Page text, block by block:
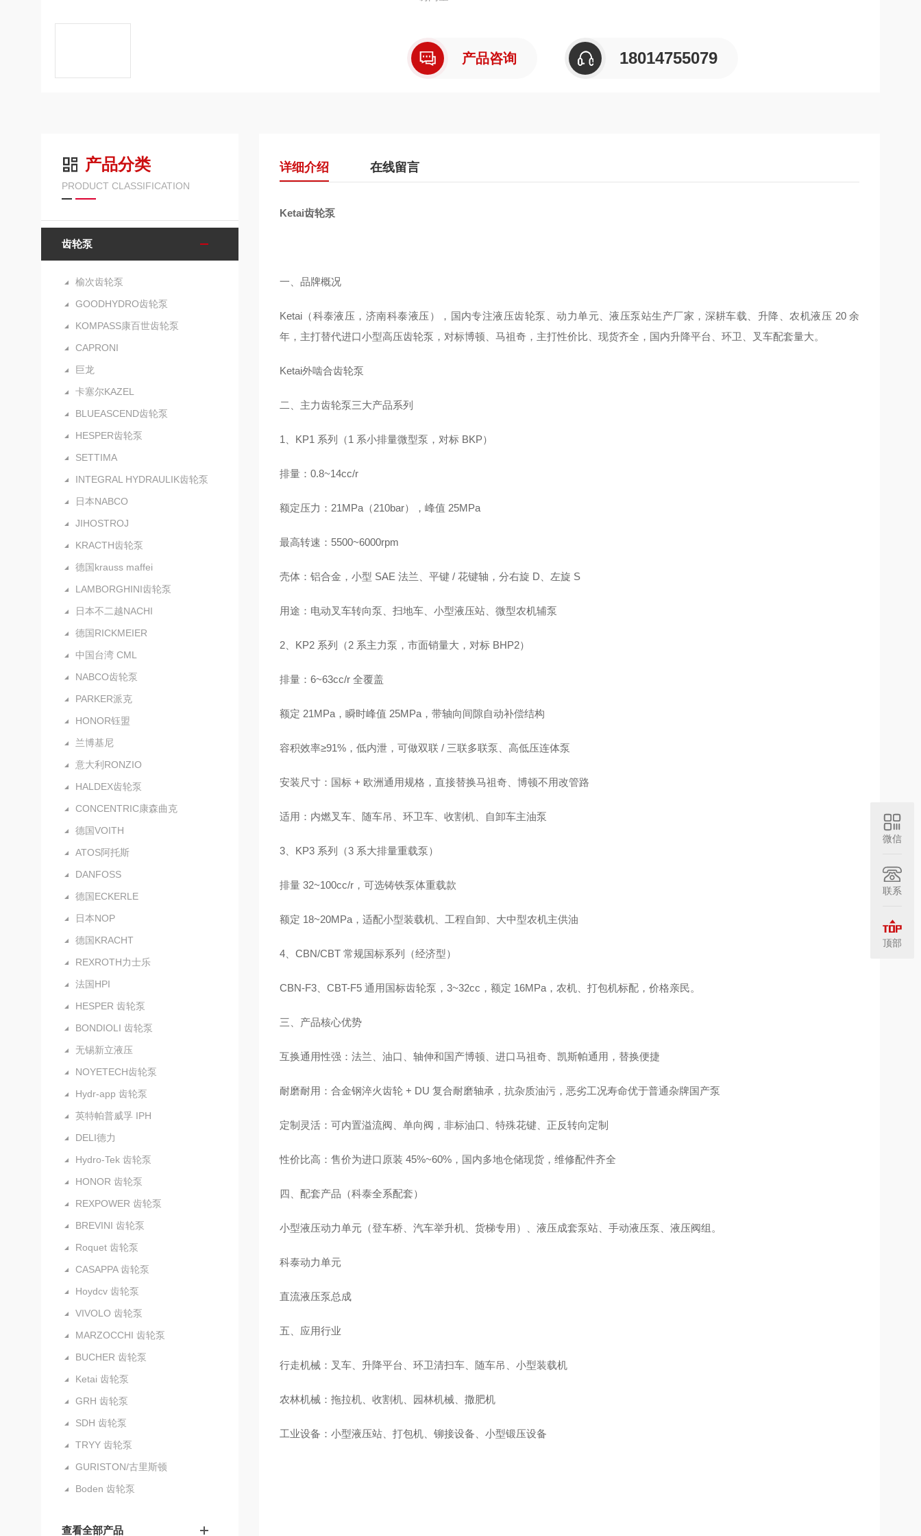
产品咨询 18014755079
产品分类
PRODUCT CLASSIFICATION
齿轮泵
榆次齿轮泵
GOODHYDRO齿轮泵
KOMPASS康百世齿轮泵
CAPRONI
巨龙
卡塞尔KAZEL
BLUEASCEND齿轮泵
HESPER齿轮泵
SETTIMA
INTEGRAL HYDRAULIK齿轮泵
日本NABCO
JIHOSTROJ
KRACTH齿轮泵
德国krauss maffei
LAMBORGHINI齿轮泵
日本不二越NACHI
德国RICKMEIER
中国台湾 CML
NABCO齿轮泵
PARKER派克
HONOR钰盟
兰博基尼
意大利RONZIO
HALDEX齿轮泵
CONCENTRIC康森曲克
德国VOITH
ATOS阿托斯
DANFOSS
德国ECKERLE
日本NOP
德国KRACHT
REXROTH力士乐
法国HPI
HESPER 齿轮泵
BONDIOLI 齿轮泵
无锡新立液压
NOYETECH齿轮泵
Hydr-app 齿轮泵
英特帕普威孚 IPH
DELI德力
Hydro-Tek 齿轮泵
HONOR 齿轮泵
REXPOWER 齿轮泵
BREVINI 齿轮泵
Roquet 齿轮泵
CASAPPA 齿轮泵
Hoydcv 齿轮泵
VIVOLO 齿轮泵
MARZOCCHI 齿轮泵
BUCHER 齿轮泵
Ketai 齿轮泵
GRH 齿轮泵
SDH 齿轮泵
TRYY 齿轮泵
GURISTON/古里斯顿
Boden 齿轮泵
查看全部产品
详细介绍 在线留言
Ketai齿轮泵
一、品牌概况
Ketai（科泰液压，济南科泰液压），国内专注液压齿轮泵、动力单元、液压泵站生产厂家，深耕车载、升降、农机液压 20 余
年，主打替代进口小型高压齿轮泵，对标博顿、马祖奇，主打性价比、现货齐全，国内升降平台、环卫、叉车配套量大。
Ketai外啮合齿轮泵
二、主力齿轮泵三大产品系列
1、KP1 系列（1 系小排量微型泵，对标 BKP）
排量：0.8~14cc/r
额定压力：21MPa（210bar），峰值 25MPa
最高转速：5500~6000rpm
壳体：铝合金，小型 SAE 法兰、平键 / 花键轴，分右旋 D、左旋 S
用途：电动叉车转向泵、扫地车、小型液压站、微型农机辅泵
2、KP2 系列（2 系主力泵，市面销量大，对标 BHP2）
排量：6~63cc/r 全覆盖
额定 21MPa，瞬时峰值 25MPa，带轴向间隙自动补偿结构
容积效率≥91%，低内泄，可做双联 / 三联多联泵、高低压连体泵
安装尺寸：国标 + 欧洲通用规格，直接替换马祖奇、博顿不用改管路
适用：内燃叉车、随车吊、环卫车、收割机、自卸车主油泵
3、KP3 系列（3 系大排量重载泵）
排量 32~100cc/r，可选铸铁泵体重载款
额定 18~20MPa，适配小型装载机、工程自卸、大中型农机主供油
4、CBN/CBT 常规国标系列（经济型）
CBN-F3、CBT-F5 通用国标齿轮泵，3~32cc，额定 16MPa，农机、打包机标配，价格亲民。
三、产品核心优势
互换通用性强：法兰、油口、轴伸和国产博顿、进口马祖奇、凯斯帕通用，替换便捷
耐磨耐用：合金钢淬火齿轮 + DU 复合耐磨轴承，抗杂质油污，恶劣工况寿命优于普通杂牌国产泵
定制灵活：可内置溢流阀、单向阀，非标油口、特殊花键、正反转向定制
性价比高：售价为进口原装 45%~60%，国内多地仓储现货，维修配件齐全
四、配套产品（科泰全系配套）
小型液压动力单元（登车桥、汽车举升机、货梯专用）、液压成套泵站、手动液压泵、液压阀组。
科泰动力单元
直流液压泵总成
五、应用行业
行走机械：叉车、升降平台、环卫清扫车、随车吊、小型装载机
农林机械：拖拉机、收割机、园林机械、撒肥机
工业设备：小型液压站、打包机、铆接设备、小型锻压设备
微信
联系
顶部